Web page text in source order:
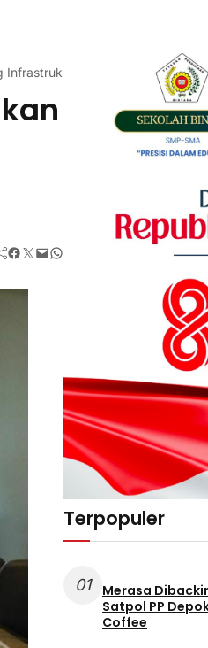
AI Nasional
Facebook Twitter Mail WhatsApp
Terpopuler
01
Merasa
Satpol PP
Coffee